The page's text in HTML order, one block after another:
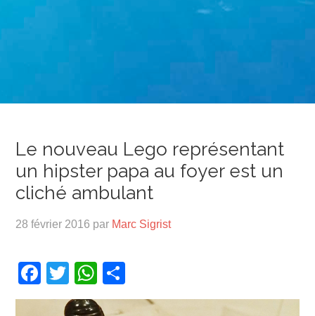
Le nouveau Lego représentant
un hipster papa au foyer est un
cliché ambulant
28 février 2016 par Marc Sigrist
Facebook
TwitterWhatsApp